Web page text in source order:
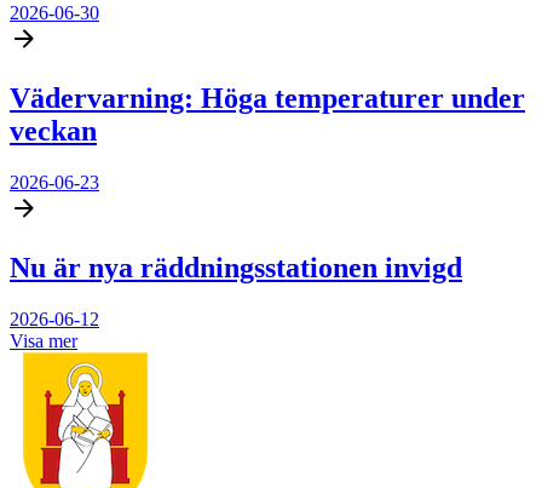
2026-06-30
Vädervarning: Höga temperaturer under
veckan
2026-06-23
Nu är nya räddningsstationen invigd
2026-06-12
Visa mer